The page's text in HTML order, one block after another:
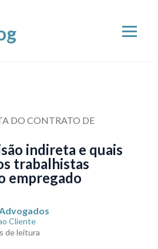
DO CONTRATO DE
indireta e quais
trabalhistas
empregado
Cliente
de leitura